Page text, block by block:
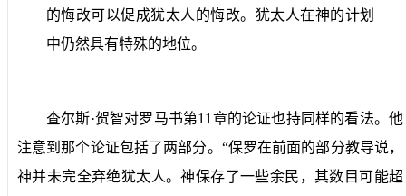
的悔改可以促成犹太人的悔改。犹太人在神的计划
中仍然具有特殊的地位。
查尔斯·贺智对罗马书第11 章的论证也持同样的看法。他
注意到那个论证包括了两部分。“保罗在前面的部分教导说，
神并未完全弃绝犹太人。神保存了一些余民，其数目可能超